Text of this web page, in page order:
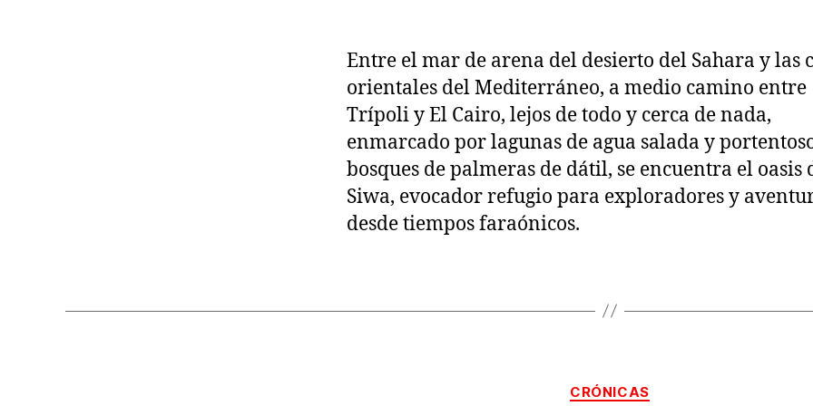
Entre el mar de arena del desierto del Sahara y las
orientales del Mediterráneo, a medio camino entre
Trípoli y El Cairo, lejos de todo y cerca de nada,
enmarcado por lagunas de agua salada y
bosques de palmeras de dátil, se encuentra el oasis
Siwa, evocador refugio para exploradores y
desde tiempos faraónicos.
Categorías
CRÓNICAS